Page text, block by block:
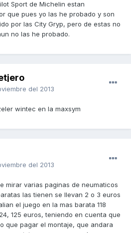
Sport de Michelin estan
que pues yo las he probado y son
por las City Gryp, pero de estas no
no las he probado.
del 2013
wintec en la maxsym
del 2013
mirar varias paginas de neumaticos
las tienen se llevan 2 o 3 euros
el juego en la mas barata 118
125 euros, teniendo en cuenta que
que pagar el montaje, que andara